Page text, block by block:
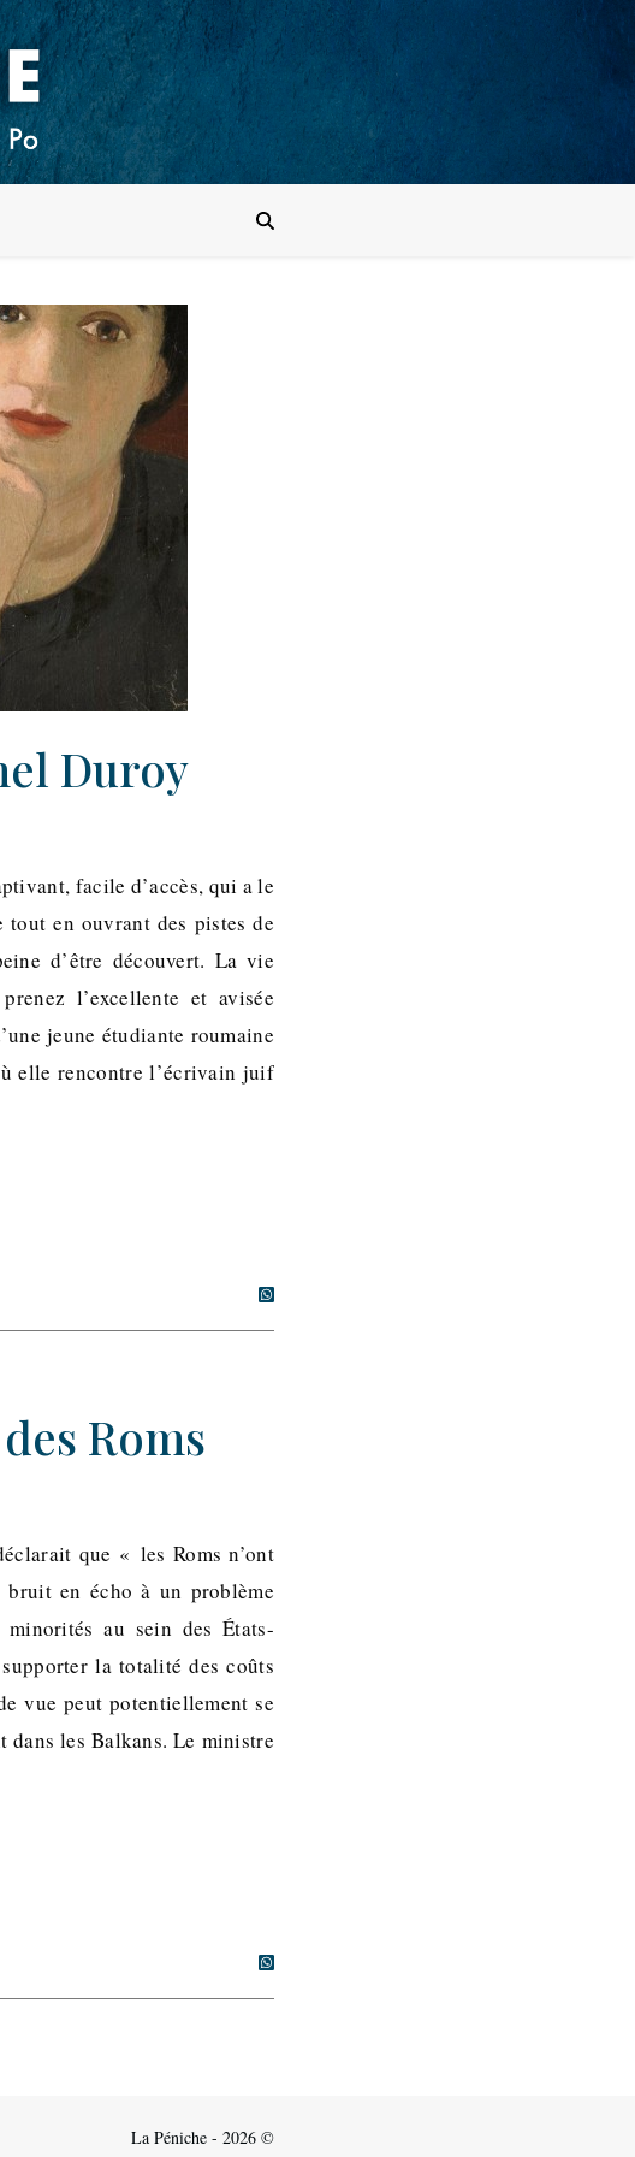
Duroy
facile d’accès, qui a le
tout en ouvrant des pistes de
d’être découvert. La vie
l’excellente et avisée
jeune étudiante roumaine
elle rencontre l’écrivain juif
Roms
que « les Roms n’ont
en écho à un problème
au sein des États-
la totalité des coûts
vue peut potentiellement se
dans les Balkans. Le ministre
La Péniche - 2026 ©